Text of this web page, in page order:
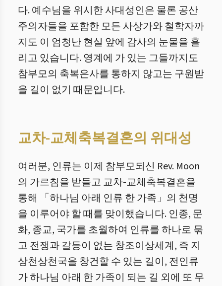
다. 예수님을 위시한 사대성인은 물론 공산
주의자들을 포함한 모든 사상가와 철학자까
지도 이 엄청난 현실 앞에 감사의 눈물을 흘
리고 있습니다. 영계에 가 있는 그들까지도
참부모의 축복은사를 통하지 않고는 구원받
을 길이 없기 때문입니다.
교차-교체축복결혼의 위대성
여러분, 인류는 이제 참부모되신 Rev. Moon
의 가르침을 받들고 교차-교체축복결혼을
통해 「하나님 아래 인류 한 가족」의 천명
을 이루어야 할 때를 맞이했습니다. 인종, 문
화, 종교, 국가를 초월하여 인류를 하나로 묶
고 전쟁과 갈등이 없는 창조이상세계, 즉 지
상천상천국을 창건할 수 있는 길이, 전인류
가 하나님 아래 한 가족이 되는 길 외에 또 무